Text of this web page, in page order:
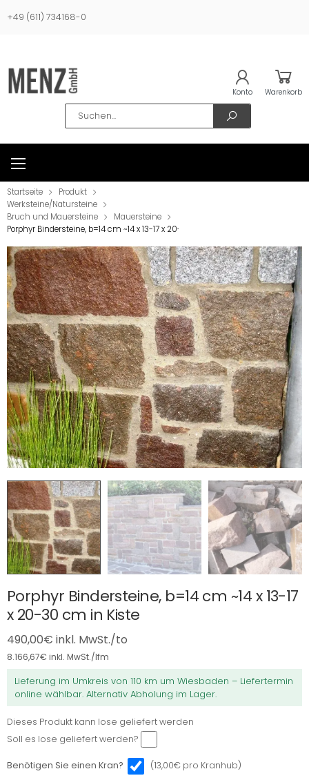
+49 (611) 734168-0
Search
Konto Warenkorb
Startseite
Produkt
Werksteine/Natursteine
Bruch und Mauersteine
Mauersteine
Porphyr Bindersteine, b=14 cm ~14 x 13-17 x 20-30 cm in Kiste
Porphyr Bindersteine, b=14 cm ~14 x 13-17
x 20-30 cm in Kiste
490,00€ inkl. MwSt./to
8.166,67€ inkl. MwSt./lfm
Lieferung im Umkreis von 110 km um Wiesbaden – Liefertermin
online wählbar. Alternativ Abholung im Lager.
kann
Dieses Produkt kann lose geliefert werden
Soll es lose geliefert werden?
Benötigen Sie einen Kran? (13,00€ pro Kranhub)